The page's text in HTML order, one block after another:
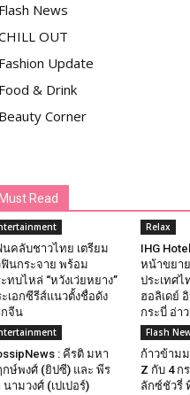
News
OUT
Update
& Drink
Corner
Read
คลับชาวไทย เตรียม
นกระจาย พร้อม
ทบไหล่ “หวังเว่ยหยาง”
เอกซีรีส์แนวตั้งชื่อดัง
จีน
Relax
IHG
หน้าขยา
ประเทศไ
ฮอลิเดย์
กระบี่ อ่า
: คีรติ มหา
ษ์พงศ์ (ยิปซี) และ พีร
นามวงศ์ (เปเปอร์)
Flash
ก้าวข้าม
Z กับ 4 ก
ลักซ์ชัวรี่